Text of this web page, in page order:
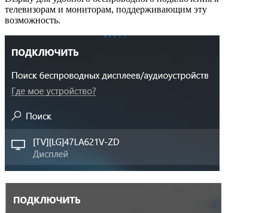
телевизорам и мониторам, поддерживающим эту
возможность.